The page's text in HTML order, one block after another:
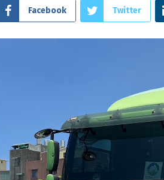
Facebook Twitter